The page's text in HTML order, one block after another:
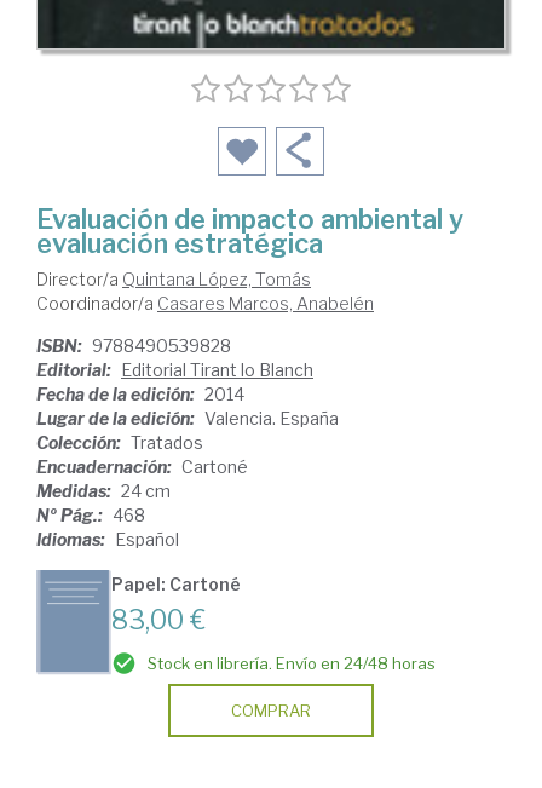
Evaluación de impacto ambiental y
evaluación estratégica
Director/a Quintana López, Tomás
Coordinador/a Casares Marcos, Anabelén
ISBN: 9788490539828
Editorial: Editorial Tirant lo Blanch
Fecha de la edición: 2014
Lugar de la edición: Valencia. España
Colección: Tratados
Encuadernación: Cartoné
Medidas: 24 cm
Nº Pág.: 468
Idiomas: Español
Papel: Cartoné
83,00 €
Stock en librería. Envío en 24/48 horas
COMPRAR